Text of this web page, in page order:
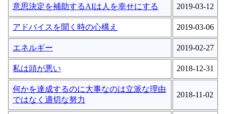
意思決定を補助するAIは人を幸せにする 2019-03-12
アドバイスを聞く時の心構え 2019-03-06
エネルギー 2019-02-27
私は頭が悪い 2018-12-31
何かを達成するのに大事なのは立派な理由
ではなく適切な努力
2018-11-02